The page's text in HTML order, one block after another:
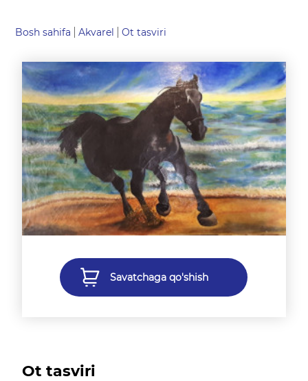
Bosh sahifa Akvarel Ot tasviri
Savatchaga qo'shish
Ot tasviri